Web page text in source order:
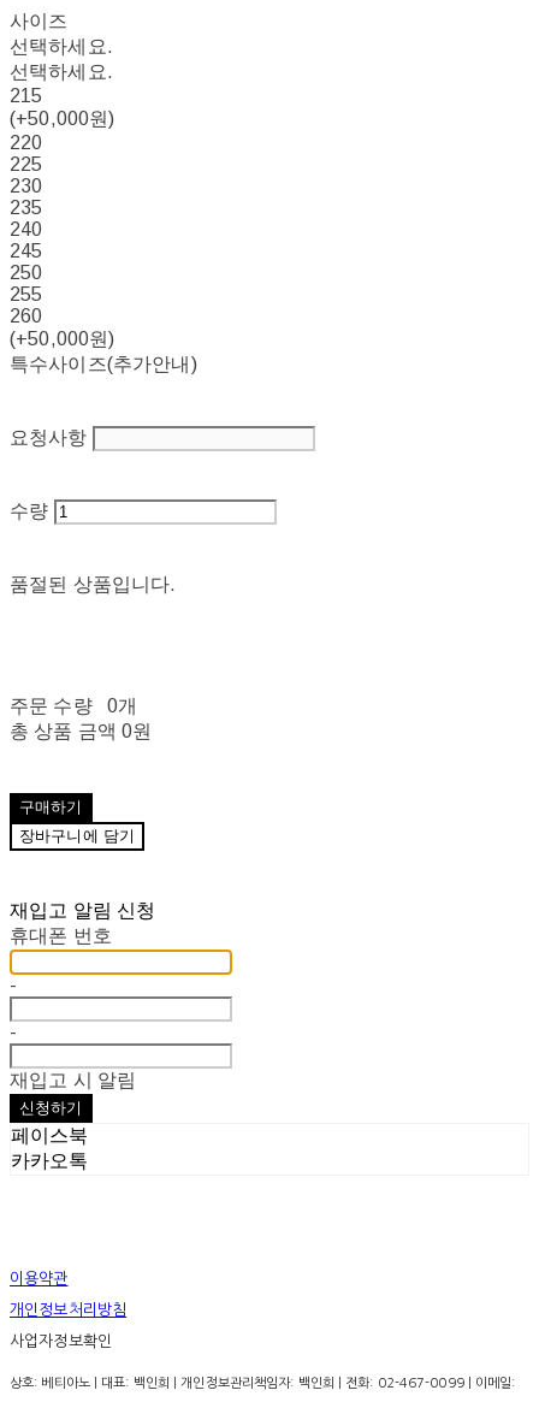
사이즈
선택하세요.
선택하세요.
215
(+50,000원)
220
225
230
235
240
245
250
255
260
(+50,000원)
특수사이즈(추가안내)
요청사항
수량
품절된 상품입니다.
주문 수량
0개
총 상품 금액 0원
구매하기
장바구니에 담기
재입고 알림 신청
휴대폰 번호
-
-
재입고 시 알림
신청하기
페이스북
카카오톡
이용약관
개인정보처리방침
사업자정보확인
상호: 베티아노 | 대표: 백인희 | 개인정보관리책임자: 백인희 | 전화: 02-467-0099 | 이메일: